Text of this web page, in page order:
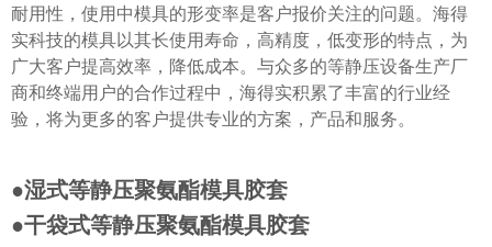
耐用性，使用中模具的形变率是客户报价关注的问题。海得
实科技的模具以其长使用寿命，高精度，低变形的特点，为
广大客户提高效率，降低成本。与众多的等静压设备生产厂
商和终端用户的合作过程中，海得实积累了丰富的行业经
验，将为更多的客户提供专业的方案，产品和服务。
●湿式等静压聚氨酯模具胶套
●干袋式等静压聚氨酯模具胶套